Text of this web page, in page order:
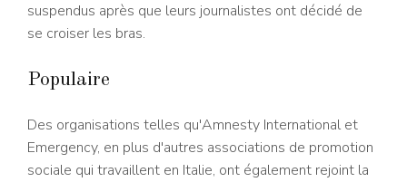
suspendus après que leurs journalistes ont décidé de
se croiser les bras.
Populaire
Des organisations telles qu'Amnesty International et
Emergency, en plus d'autres associations de promotion
sociale qui travaillent en Italie, ont également rejoint la